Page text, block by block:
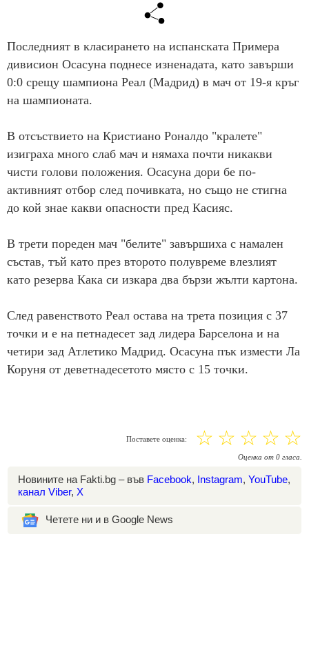
Последният в класирането на испанската Примера
дивисион Осасуна поднесе изненадата, като завърши
0:0 срещу шампиона Реал (Мадрид) в мач от 19-я кръг
на шампионата.
В отсъствието на Кристиано Роналдо "кралете"
изиграха много слаб мач и нямаха почти никакви
чисти голови положения. Осасуна дори бе по-
активният отбор след почивката, но също не стигна
до кой знае какви опасности пред Касияс.
В трети пореден мач "белите" завършиха с намален
състав, тъй като през второто полувреме влезлият
като резерва Кака си изкара два бързи жълти картона.
След равенството Реал остава на трета позиция с 37
точки и е на петнадесет зад лидера Барселона и на
четири зад Атлетико Мадрид. Осасуна пък измести Ла
Коруня от деветнадесетото място с 15 точки.
Поставете оценка: ☆
☆
☆
☆
☆
Оценка от 0 гласа.
Новините на Fakti.bg – във Facebook, Instagram, YouTube,
канал Viber, X
Четете ни и в Google News